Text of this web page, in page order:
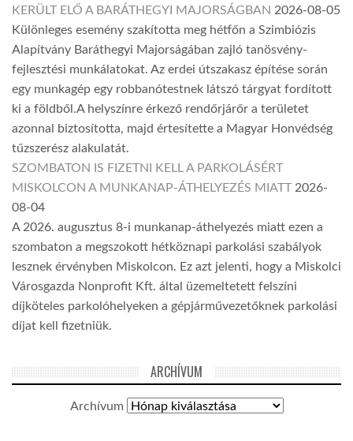
KERÜLT ELŐ A BARÁTHEGYI MAJORSÁGBAN 2026-08-05
Különleges esemény szakította meg hétfőn a Szimbiózis
Alapítvány Baráthegyi Majorságában zajló tanösvény-
fejlesztési munkálatokat. Az erdei útszakasz építése során
egy munkagép egy robbanótestnek látszó tárgyat fordított
ki a földből.A helyszínre érkező rendőrjárőr a területet
azonnal biztosította, majd értesítette a Magyar Honvédség
tűzszerész alakulatát.
SZOMBATON IS FIZETNI KELL A PARKOLÁSÉRT
MISKOLCON A MUNKANAP-ÁTHELYEZÉS MIATT 2026-
08-04
A 2026. augusztus 8-i munkanap-áthelyezés miatt ezen a
szombaton a megszokott hétköznapi parkolási szabályok
lesznek érvényben Miskolcon. Ez azt jelenti, hogy a Miskolci
Városgazda Nonprofit Kft. által üzemeltetett felszíni
díjköteles parkolóhelyeken a gépjárművezetőknek parkolási
díjat kell fizetniük.
ARCHÍVUM
Archívum